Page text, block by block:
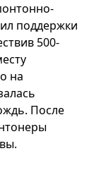
поддержки
500-
на
После